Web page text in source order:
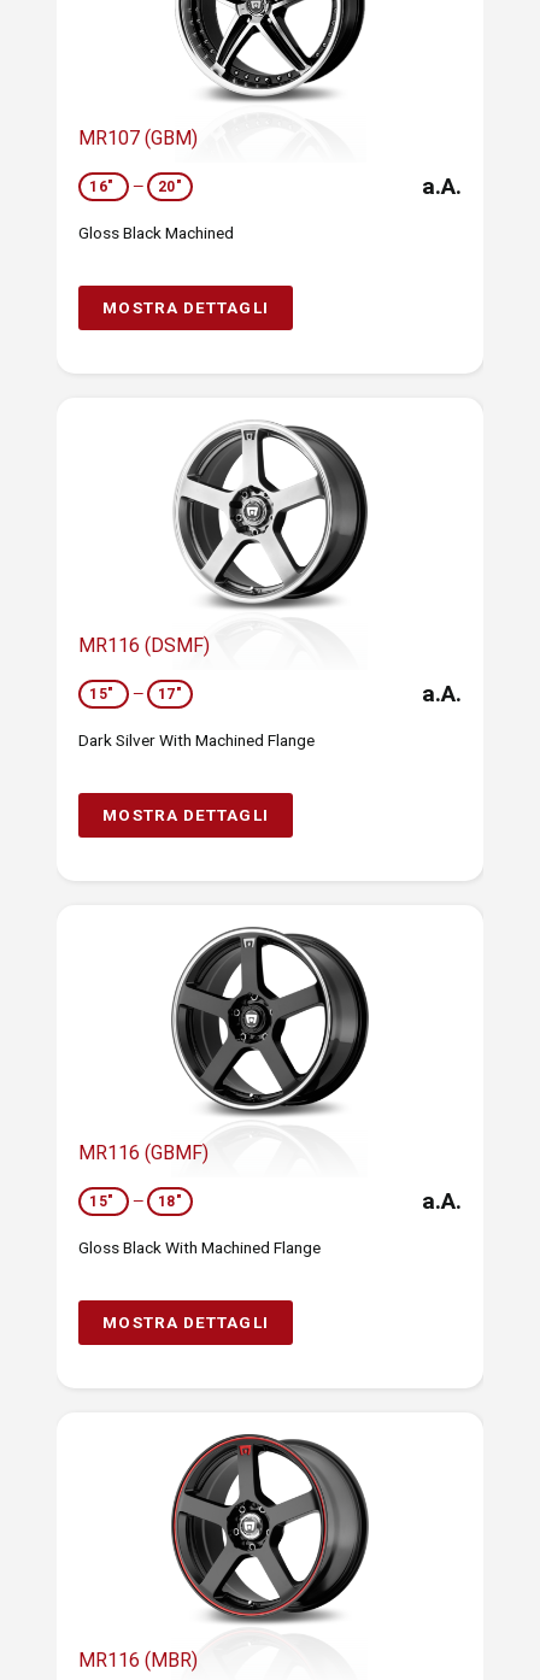
MR107 (GBM)
16" — 20" a.A.
Gloss Black Machined
MOSTRA DETTAGLI
MR116 (DSMF)
15" — 17" a.A.
Dark Silver With Machined Flange
MOSTRA DETTAGLI
MR116 (GBMF)
15" — 18" a.A.
Gloss Black With Machined Flange
MOSTRA DETTAGLI
MR116 (MBR)